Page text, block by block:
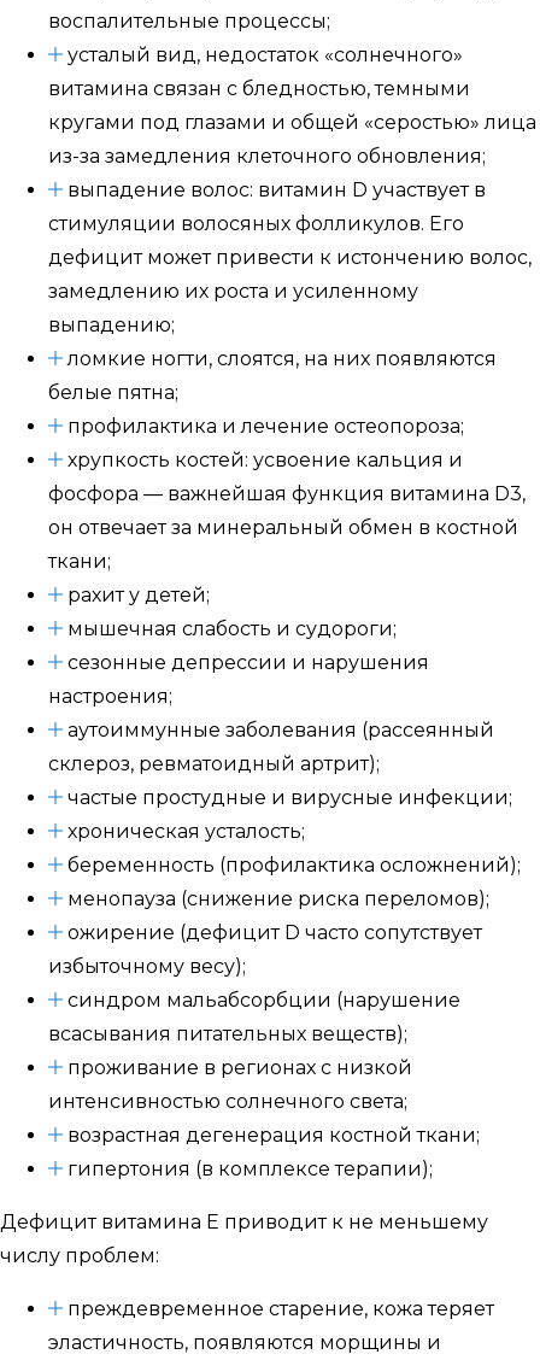
воспалительные процессы;
усталый вид, недостаток «солнечного»
витамина связан с бледностью, темными
кругами под глазами и общей «серостью» лица
из-за замедления клеточного обновления;
выпадение волос: витамин D участвует в
стимуляции волосяных фолликулов. Его
дефицит может привести к истончению волос,
замедлению их роста и усиленному
выпадению;
ломкие ногти, слоятся, на них появляются
белые пятна;
профилактика и лечение остеопороза;
хрупкость костей: усвоение кальция и
фосфора — важнейшая функция витамина D3,
он отвечает за минеральный обмен в костной
ткани;
рахит у детей;
мышечная слабость и судороги;
сезонные депрессии и нарушения
настроения;
аутоиммунные заболевания (рассеянный
склероз, ревматоидный артрит);
частые простудные и вирусные инфекции;
хроническая усталость;
беременность (профилактика осложнений);
менопауза (снижение риска переломов);
ожирение (дефицит D часто сопутствует
избыточному весу);
синдром мальабсорбции (нарушение
всасывания питательных веществ);
проживание в регионах с низкой
интенсивностью солнечного света;
возрастная дегенерация костной ткани;
гипертония (в комплексе терапии);
Дефицит витамина E приводит к не меньшему
числу проблем:
преждевременное старение, кожа теряет
эластичность, появляются морщины и